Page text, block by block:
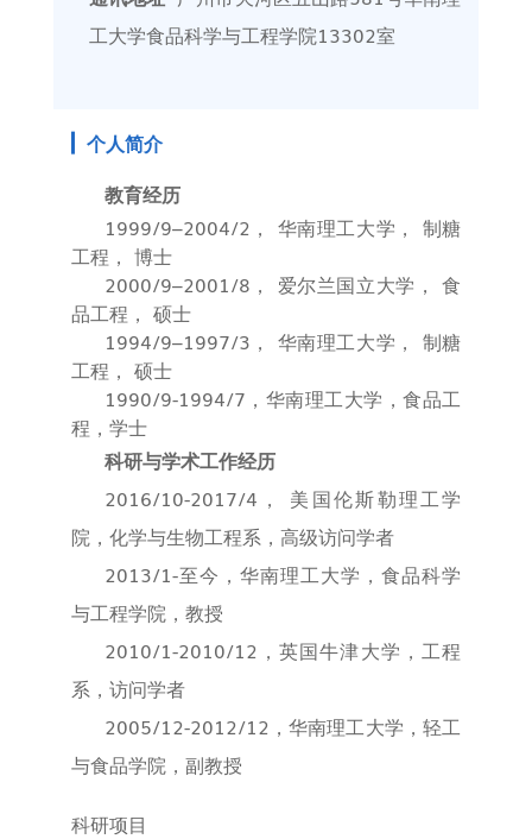
工大学食品科学与工程学院13302室
个人简介
教育经历
1999/9–2004/2 ， 华南理工大学， 制糖
工程， 博士
2000/9–2001/8 ， 爱尔兰国立大学， 食
品工程， 硕士
1994/9–1997/3 ， 华南理工大学， 制糖
工程， 硕士
1990/9-1994/7 ，华南理工大学，食品工
程，学士
科研与学术工作经历
2016/10-2017/4 ， 美国伦斯勒理工学
院，化学与生物工程系，高级访问学者
2013/1-至今，华南理工大学，食品科学
与工程学院，教授
2010/1-2010/12 ，英国牛津大学，工程
系，访问学者
2005/12-2012/12 ，华南理工大学，轻工
与食品学院，副教授
科研项目